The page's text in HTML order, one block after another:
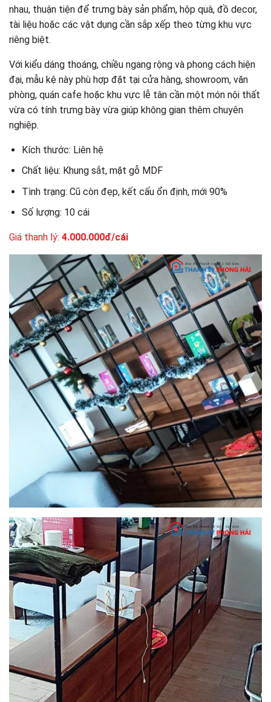
nhau, thuận tiện để trưng bày sản phẩm, hộp quà, đồ decor,
tài liệu hoặc các vật dụng cần sắp xếp theo từng khu vực
riêng biệt.
Với kiểu dáng thoáng, chiều ngang rộng và phong cách hiện
đại, mẫu kệ này phù hợp đặt tại cửa hàng, showroom, văn
phòng, quán cafe hoặc khu vực lễ tân cần một món nội thất
vừa có tính trưng bày vừa giúp không gian thêm chuyên
nghiệp.
Kích thước: Liên hệ
Chất liệu: Khung sắt, mặt gỗ MDF
Tình trạng: Cũ còn đẹp, kết cấu ổn định, mới 90%
Số lượng: 10 cái
Giá thanh lý: 4.000.000đ/cái